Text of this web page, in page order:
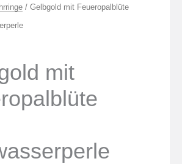
/ Gelbgold mit Feueropalblüte
mit